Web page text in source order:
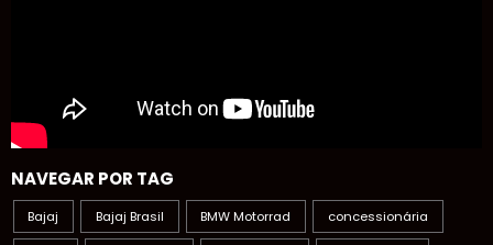
NAVEGAR POR TAG
Bajaj Bajaj Brasil BMW Motorrad concessionária